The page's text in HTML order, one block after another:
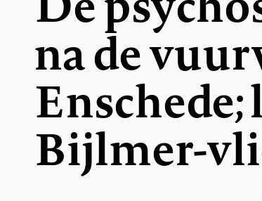
na de
Enschede;
Bijlmer-